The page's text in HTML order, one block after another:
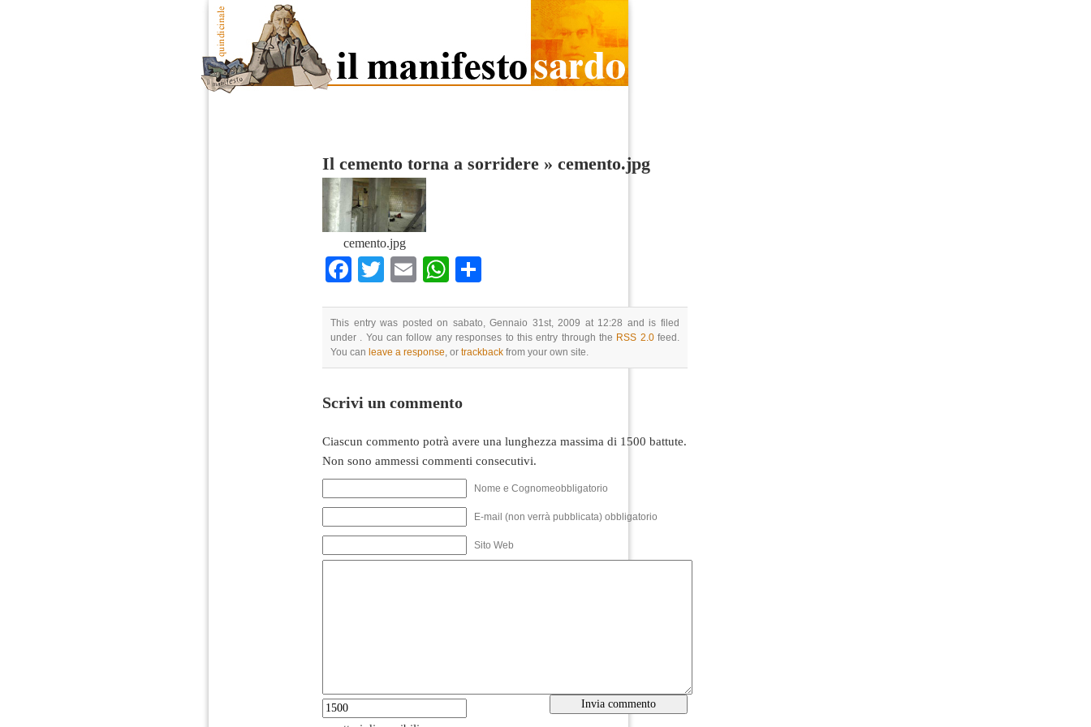
Il cemento torna a sorridere » cemento.jpg
cemento.jpg
Facebook
TwitterEmailWhatsApp
This entry was posted on sabato, Gennaio 31st, 2009 at 12:28 and is filed
under . You can follow any responses to this entry through the RSS 2.0feed.
You can leave a response, or trackback from your own site.
Scrivi un commento
Ciascun commento potrà avere una lunghezza massima di 1500 battute.
Non sono ammessi commenti consecutivi.
Nome e Cognomeobbligatorio
E-mail (non verrà pubblicata) obbligatorio
Sito Web